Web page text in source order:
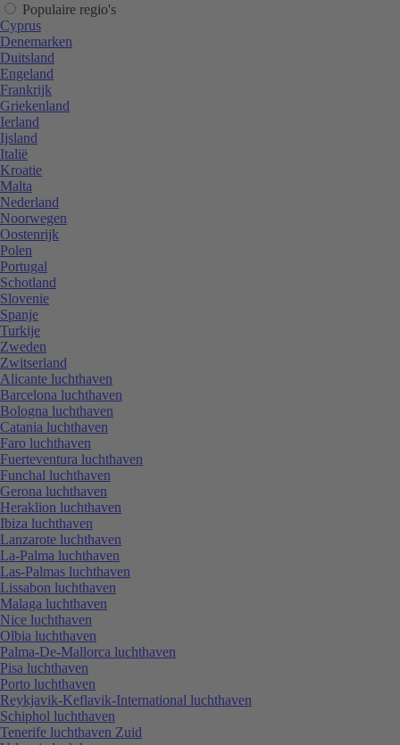
Populaire regio's
Cyprus
Denemarken
Duitsland
Engeland
Frankrijk
Griekenland
Ierland
Ijsland
Italië
Kroatie
Malta
Nederland
Noorwegen
Oostenrijk
Polen
Portugal
Schotland
Slovenie
Spanje
Turkije
Zweden
Zwitserland
Alicante luchthaven
Barcelona luchthaven
Bologna luchthaven
Catania luchthaven
Faro luchthaven
Fuerteventura luchthaven
Funchal luchthaven
Gerona luchthaven
Heraklion luchthaven
Ibiza luchthaven
Lanzarote luchthaven
La-Palma luchthaven
Las-Palmas luchthaven
Lissabon luchthaven
Malaga luchthaven
Nice luchthaven
Olbia luchthaven
Palma-De-Mallorca luchthaven
Pisa luchthaven
Porto luchthaven
Reykjavik-Keflavik-International luchthaven
Schiphol luchthaven
Tenerife luchthaven Zuid